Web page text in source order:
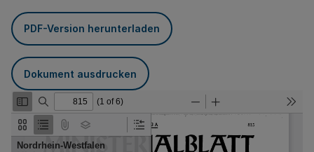
PDF-Version herunterladen
Dokument ausdrucken